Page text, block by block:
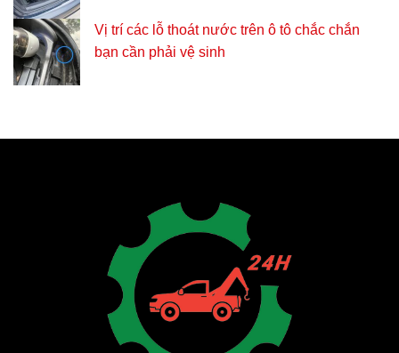
Vị trí các lỗ thoát nước trên ô tô chắc chắn
bạn cần phải vệ sinh